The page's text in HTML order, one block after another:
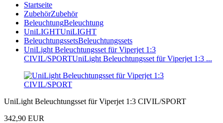
Startseite
ZubehörZubehör
BeleuchtungBeleuchtung
UniLIGHTUniLIGHT
BeleuchtungssetsBeleuchtungssets
UniLight Beleuchtungsset für Viperjet 1:3
CIVIL/SPORTUniLight Beleuchtungsset für Viperjet 1:3 ...
UniLight Beleuchtungsset für Viperjet 1:3 CIVIL/SPORT
342,90 EUR